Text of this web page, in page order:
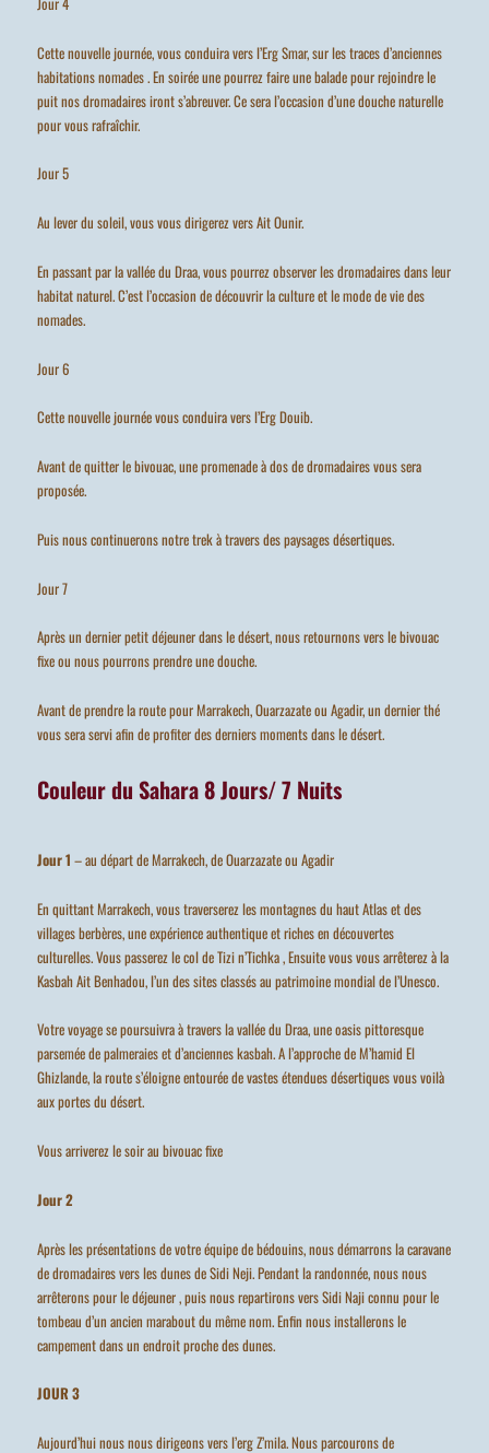
Cette nouvelle journée, vous conduira vers l’Erg Smar, sur les traces d’anciennes
habitations nomades . En soirée une pourrez faire une balade pour rejoindre le
puit nos dromadaires iront s’abreuver. Ce sera l’occasion d’une douche naturelle
pour vous rafraîchir.
Jour 5
Au lever du soleil, vous vous dirigerez vers Ait Ounir.
En passant par la vallée du Draa, vous pourrez observer les dromadaires dans leur
habitat naturel. C’est l’occasion de découvrir la culture et le mode de vie des
nomades.
Jour 6
Cette nouvelle journée vous conduira vers l’Erg Douib.
Avant de quitter le bivouac, une promenade à dos de dromadaires vous sera
proposée.
Puis nous continuerons notre trek à travers des paysages désertiques.
Jour 7
Après un dernier petit déjeuner dans le désert, nous retournons vers le bivouac
fixe ou nous pourrons prendre une douche.
Avant de prendre la route pour Marrakech, Ouarzazate ou Agadir, un dernier thé
vous sera servi afin de profiter des derniers moments dans le désert.
Couleur du Sahara 8 Jours/ 7 Nuits
Jour 1– au départ de Marrakech, de Ouarzazate ou Agadir
En quittant Marrakech, vous traverserez les montagnes du haut Atlas et des
villages berbères, une expérience authentique et riches en découvertes
culturelles. Vous passerez le col de Tizi n’Tichka , Ensuite vous vous arrêterez à la
Kasbah Ait Benhadou, l’un des sites classés au patrimoine mondial de l’Unesco.
Votre voyage se poursuivra à travers la vallée du Draa, une oasis pittoresque
parsemée de palmeraies et d’anciennes kasbah. A l’approche de M’hamid El
Ghizlande, la route s’éloigne entourée de vastes étendues désertiques vous voilà
aux portes du désert.
Vous arriverez le soir au bivouac fixe
Jour 2
Après les présentations de votre équipe de bédouins, nous démarrons la caravane
de dromadaires vers les dunes de Sidi Neji. Pendant la randonnée, nous nous
arrêterons pour le déjeuner , puis nous repartirons vers Sidi Naji connu pour le
tombeau d’un ancien marabout du même nom. Enfin nous installerons le
campement dans un endroit proche des dunes.
JOUR 3
Aujourd’hui nous nous dirigeons vers l’erg Z’mila. Nous parcourons de